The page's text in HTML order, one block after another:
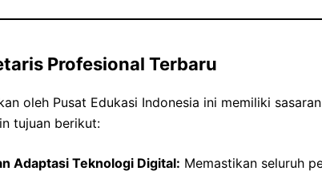
Profesional Terbaru
oleh Pusat Edukasi Indonesia ini memiliki
tujuan berikut:
Adaptasi Teknologi Digital: Memastikan seluruh